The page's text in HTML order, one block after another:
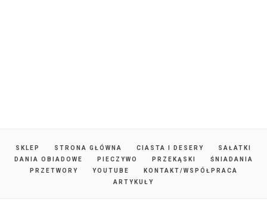
SKLEP STRONA GŁÓWNA CIASTA I DESERY
SAŁATKI
DANIA OBIADOWE
PIECZYWO PRZEKĄSKI
ŚNIADANIA
PRZETWORY
YOUTUBE
KONTAKT/WSPÓŁPRACA
ARTYKUŁY